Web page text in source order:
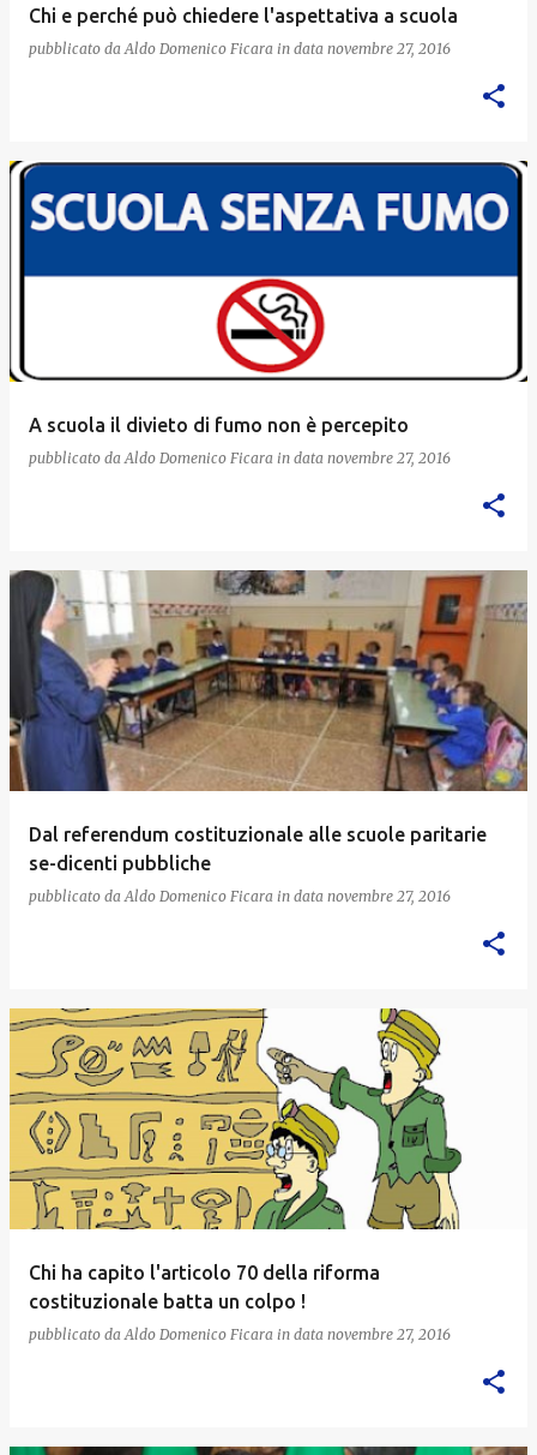
Chi e perché può chiedere l'aspettativa a scuola
pubblicato da Aldo Domenico Ficara in data novembre 27, 2016
A scuola il divieto di fumo non è percepito
pubblicato da Aldo Domenico Ficara in data novembre 27, 2016
Dal referendum costituzionale alle scuole paritarie
se-dicenti pubbliche
pubblicato da Aldo Domenico Ficara in data novembre 27, 2016
Chi ha capito l'articolo 70 della riforma
costituzionale batta un colpo !
pubblicato da Aldo Domenico Ficara in data novembre 27, 2016